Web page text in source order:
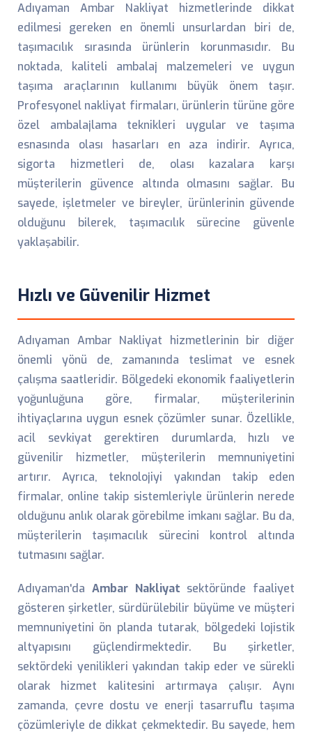
Adıyaman Ambar Nakliyat hizmetlerinde dikkat
edilmesi gereken en önemli unsurlardan biri de,
taşımacılık sırasında ürünlerin korunmasıdır. Bu
noktada, kaliteli ambalaj malzemeleri ve uygun
taşıma araçlarının kullanımı büyük önem taşır.
Profesyonel nakliyat firmaları, ürünlerin türüne göre
özel ambalajlama teknikleri uygular ve taşıma
esnasında olası hasarları en aza indirir. Ayrıca,
sigorta hizmetleri de, olası kazalara karşı
müşterilerin güvence altında olmasını sağlar. Bu
sayede, işletmeler ve bireyler, ürünlerinin güvende
olduğunu bilerek, taşımacılık sürecine güvenle
yaklaşabilir.
Hızlı ve Güvenilir Hizmet
Adıyaman Ambar Nakliyat hizmetlerinin bir diğer
önemli yönü de, zamanında teslimat ve esnek
çalışma saatleridir. Bölgedeki ekonomik faaliyetlerin
yoğunluğuna göre, firmalar, müşterilerinin
ihtiyaçlarına uygun esnek çözümler sunar. Özellikle,
acil sevkiyat gerektiren durumlarda, hızlı ve
güvenilir hizmetler, müşterilerin memnuniyetini
artırır. Ayrıca, teknolojiyi yakından takip eden
firmalar, online takip sistemleriyle ürünlerin nerede
olduğunu anlık olarak görebilme imkanı sağlar. Bu da,
müşterilerin taşımacılık sürecini kontrol altında
tutmasını sağlar.
Adıyaman'da Ambar Nakliyat sektöründe faaliyet
gösteren şirketler, sürdürülebilir büyüme ve müşteri
memnuniyetini ön planda tutarak, bölgedeki lojistik
altyapısını güçlendirmektedir. Bu şirketler,
sektördeki yenilikleri yakından takip eder ve sürekli
olarak hizmet kalitesini artırmaya çalışır. Aynı
zamanda, çevre dostu ve enerji tasarruflu taşıma
çözümleriyle de dikkat çekmektedir. Bu sayede, hem